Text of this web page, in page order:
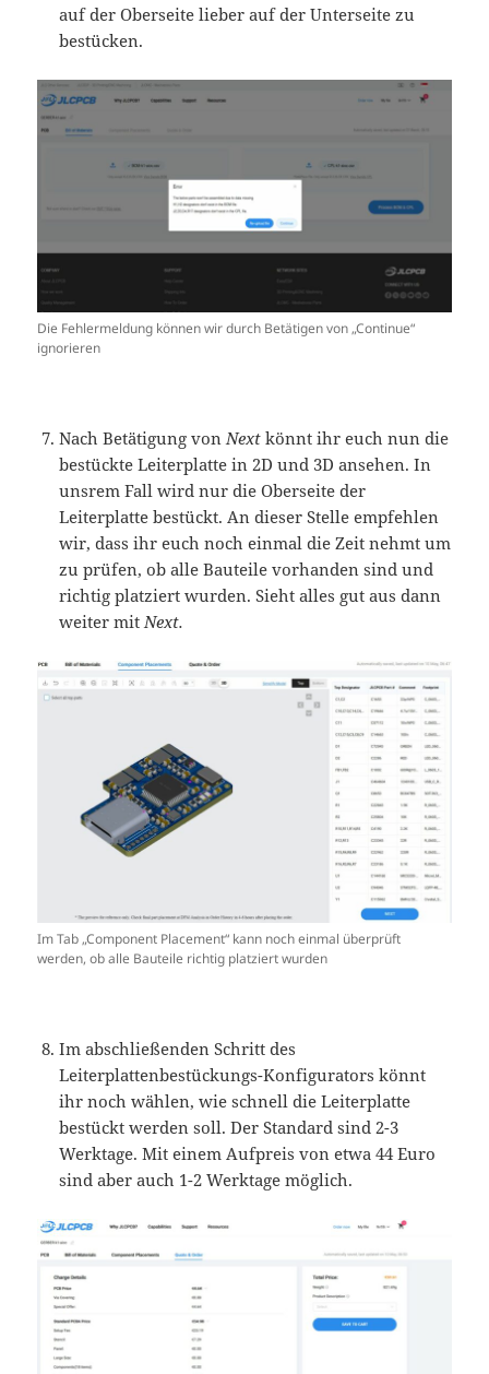
auf der Oberseite lieber auf der Unterseite zu
bestücken.
Die Fehlermeldung können wir durch Betätigen von „Continue“
ignorieren
Nach Betätigung von Next könnt ihr euch nun die
bestückte Leiterplatte in 2D und 3D ansehen. In
unsrem Fall wird nur die Oberseite der
Leiterplatte bestückt. An dieser Stelle empfehlen
wir, dass ihr euch noch einmal die Zeit nehmt um
zu prüfen, ob alle Bauteile vorhanden sind und
richtig platziert wurden. Sieht alles gut aus dann
weiter mit Next.
Im Tab „Component Placement“ kann noch einmal überprüft
werden, ob alle Bauteile richtig platziert wurden
Im abschließenden Schritt des
Leiterplattenbestückungs-Konfigurators könnt
ihr noch wählen, wie schnell die Leiterplatte
bestückt werden soll. Der Standard sind 2-3
Werktage. Mit einem Aufpreis von etwa 44 Euro
sind aber auch 1-2 Werktage möglich.